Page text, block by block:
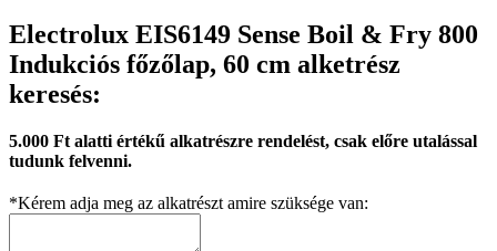
Electrolux EIS6149 Sense Boil & Fry 800
Indukciós főzőlap, 60 cm alketrész
keresés:
5.000 Ft alatti értékű alkatrészre rendelést, csak előre utalással
tudunk felvenni.
*Kérem adja meg az alkatrészt amire szüksége van: